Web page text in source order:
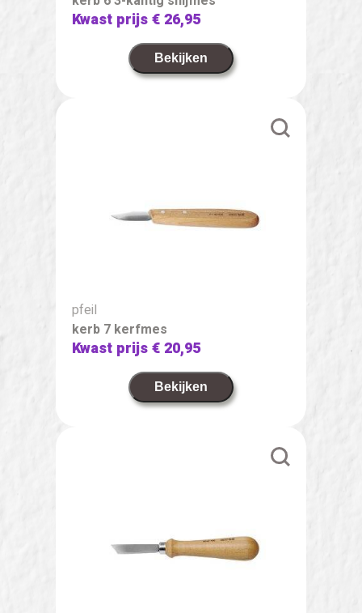
Kwast prijs€ 26,95
Bekijken
pfeil
kerb 7 kerfmes
Kwast prijs€ 20,95
Bekijken